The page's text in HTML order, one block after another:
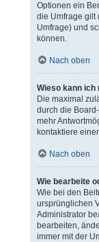
Optionen ein
die Umfrage gilt
Umfrage) und
können.
Nach oben
Wieso kann
Die maximal
durch die
mehr
kontaktiere
Nach oben
Wie bearbeite
Wie bei den
ursprünglichen
Administrator
bearbeiten,
immer mit der